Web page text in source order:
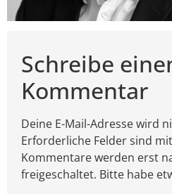
Schreibe
Kommentar
Deine E-Mail-Adresse wird
Erforderliche Felder sind
Kommentare werden erst
freigeschaltet. Bitte habe